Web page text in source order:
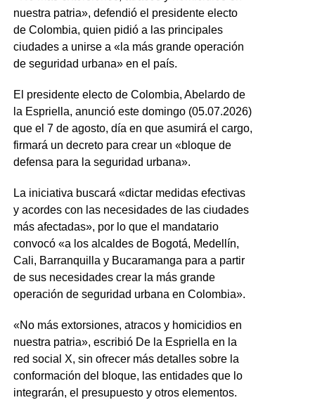
nuestra patria», defendió el presidente electo
de Colombia, quien pidió a las principales
ciudades a unirse a «la más grande operación
de seguridad urbana» en el país.
El presidente electo de Colombia, Abelardo de
la Espriella, anunció este domingo (05.07.2026)
que el 7 de agosto, día en que asumirá el cargo,
firmará un decreto para crear un «bloque de
defensa para la seguridad urbana».
La iniciativa buscará «dictar medidas efectivas
y acordes con las necesidades de las ciudades
más afectadas», por lo que el mandatario
convocó «a los alcaldes de Bogotá, Medellín,
Cali, Barranquilla y Bucaramanga para a partir
de sus necesidades crear la más grande
operación de seguridad urbana en Colombia».
«No más extorsiones, atracos y homicidios en
nuestra patria», escribió De la Espriella en la
red social X, sin ofrecer más detalles sobre la
conformación del bloque, las entidades que lo
integrarán, el presupuesto y otros elementos.